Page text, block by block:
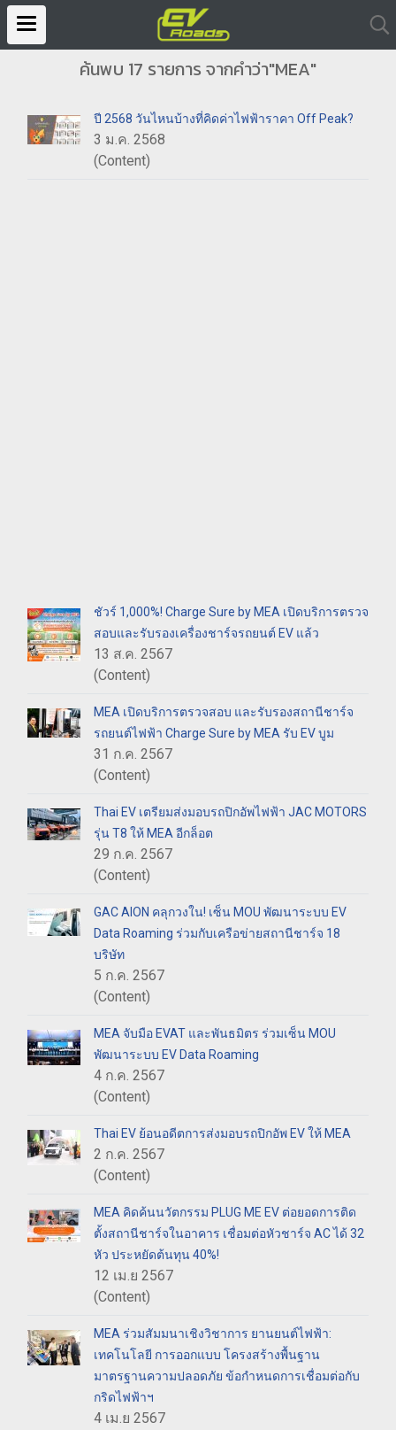
ค้นพบ 17 รายการ จากคำว่า"MEA"
ปี 2568 วันไหนบ้างที่คิดค่าไฟฟ้าราคา Off Peak?
3 ม.ค. 2568
(Content)
ชัวร์ 1,000%! Charge Sure by MEA เปิดบริการตรวจ
สอบและรับรองเครื่องชาร์จรถยนต์ EV แล้ว
13 ส.ค. 2567
(Content)
MEA เปิดบริการตรวจสอบ และรับรองสถานีชาร์จ
รถยนต์ไฟฟ้า Charge Sure by MEA รับ EV บูม
31 ก.ค. 2567
(Content)
Thai EV เตรียมส่งมอบรถปิกอัพไฟฟ้า JAC MOTORS
รุ่น T8 ให้ MEA อีกล็อต
29 ก.ค. 2567
(Content)
GAC AION คลุกวงใน! เซ็น MOU พัฒนาระบบ EV
Data Roaming ร่วมกับเครือข่ายสถานีชาร์จ 18
บริษัท
5 ก.ค. 2567
(Content)
MEA จับมือ EVAT และพันธมิตร ร่วมเซ็น MOU
พัฒนาระบบ EV Data Roaming
4 ก.ค. 2567
(Content)
Thai EV ย้อนอดีตการส่งมอบรถปิกอัพ EV ให้ MEA
2 ก.ค. 2567
(Content)
MEA คิดค้นนวัตกรรม PLUG ME EV ต่อยอดการติด
ตั้งสถานีชาร์จในอาคาร เชื่อมต่อหัวชาร์จ AC ได้ 32
หัว ประหยัดต้นทุน 40%!
12 เม.ย 2567
(Content)
MEA ร่วมสัมมนาเชิงวิชาการ ยานยนต์ไฟฟ้า:
เทคโนโลยี การออกแบบ โครงสร้างพื้นฐาน
มาตรฐานความปลอดภัย ข้อกำหนดการเชื่อมต่อกับ
กริดไฟฟ้าฯ
4 เม.ย 2567